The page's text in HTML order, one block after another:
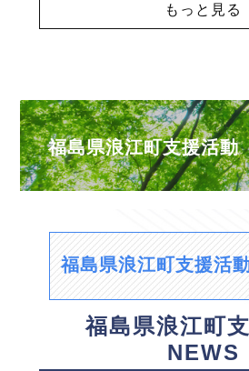
もっと見る
福島県浪江町支援活動
福島県浪江町支援活
福島県浪江町
NEWS